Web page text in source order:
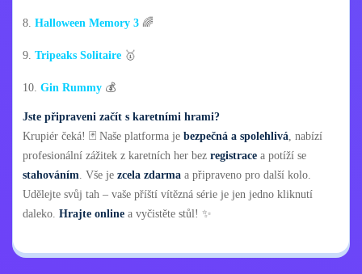
8. Halloween Memory 3 🌈
9. Tripeaks Solitaire 🥇
10. Gin Rummy 💰
Jste připraveni začít s karetními hrami?
Krupiér čeká! 🃏 Naše platforma je bezpečná a spolehlivá , nabízí
profesionální zážitek z karetních her bez registrace a potíží se
stahováním . Vše je zcela zdarma a připraveno pro další kolo.
Udělejte svůj tah – vaše příští vítězná série je jen jedno kliknutí
daleko. Hrajte online a vyčistěte stůl! ✨